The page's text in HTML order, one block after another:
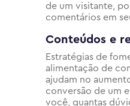
de um visitante,
comentários em
Conteúdos e
Estratégias de
alimentação de
ajudam no
conversão de um
você, quantas